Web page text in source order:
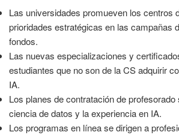
Las universidades promueven los centros
prioridades estratégicas en las campañas
fondos.
Las nuevas especializaciones y
estudiantes que no son de la CS adquirir
IA.
Los planes de contratación de
ciencia de datos y la experiencia en IA.
Los programas en línea se dirigen a